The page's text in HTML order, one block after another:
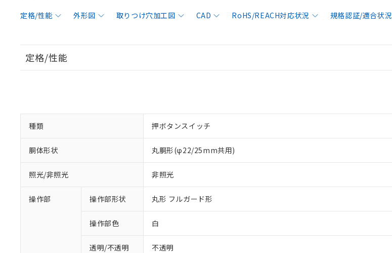
定格/性能 外形図 取りつけ穴加工図 CAD RoHS/REACH対応状況 規格認証/適合状況
定格/性能
種類 押ボタンスイッチ
胴体形状 丸胴形(φ22/25mm共用)
照光/非照光 非照光
操作部 操作部形状 丸形 フルガード形
操作部色 白
透明/不透明 不透明